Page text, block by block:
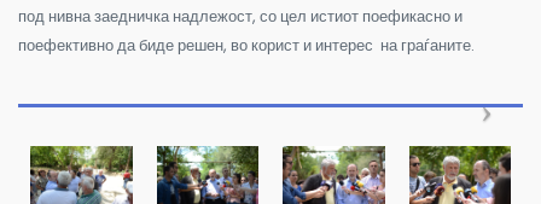
под нивна заедничка надлежост, со цел истиот поефикасно и
поефективно да биде решен, во корист и интерес на граѓаните.